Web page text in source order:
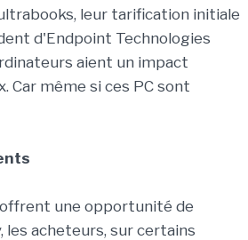
leur tarification initiale
d'Endpoint Technologies
aient un impact
Car même si ces PC sont
une opportunité de
les acheteurs, sur certains